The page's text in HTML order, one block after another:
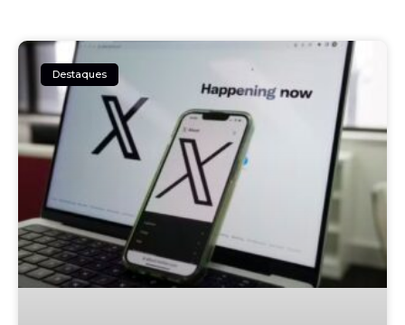
Destaques